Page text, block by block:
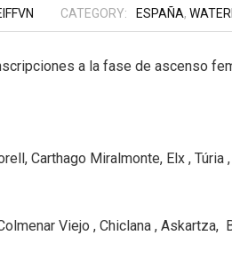
CATEGORY: ESPAÑA,
a la fase de ascenso
Carthago Miralmonte, Elx , Túria
Viejo , Chiclana ,